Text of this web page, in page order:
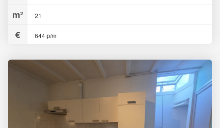
21
644 p/m